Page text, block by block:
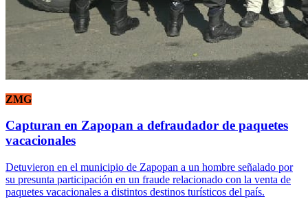
ZMG
Capturan en Zapopan a defraudador de paquetes
vacacionales
Detuvieron en el municipio de Zapopan a un hombre señalado por
su presunta participación en un fraude relacionado con la venta de
paquetes vacacionales a distintos destinos turísticos del país.